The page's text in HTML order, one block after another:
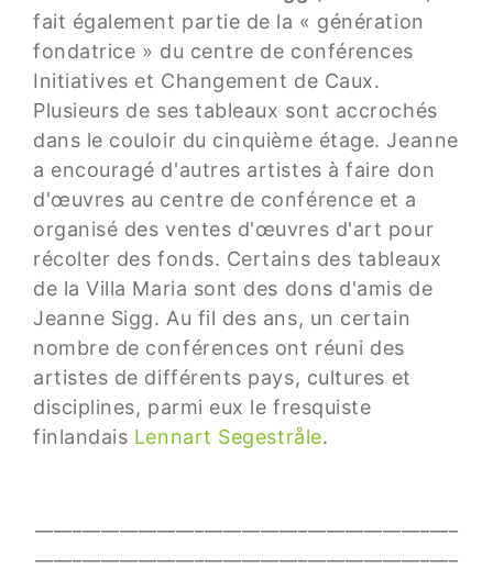
fait également partie de la « génération
fondatrice » du centre de conférences
Initiatives et Changement de Caux.
Plusieurs de ses tableaux sont accrochés
dans le couloir du cinquième étage. Jeanne
a encouragé d'autres artistes à faire don
d'œuvres au centre de conférence et a
organisé des ventes d'œuvres d'art pour
récolter des fonds. Certains des tableaux
de la Villa Maria sont des dons d'amis de
Jeanne Sigg. Au fil des ans, un certain
nombre de conférences ont réuni des
artistes de différents pays, cultures et
disciplines, parmi eux le fresquiste
finlandais Lennart Segestråle.